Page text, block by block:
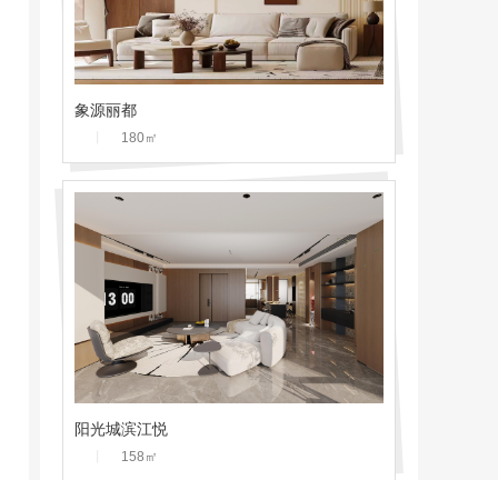
象源丽都
180㎡
阳光城滨江悦
158 ㎡